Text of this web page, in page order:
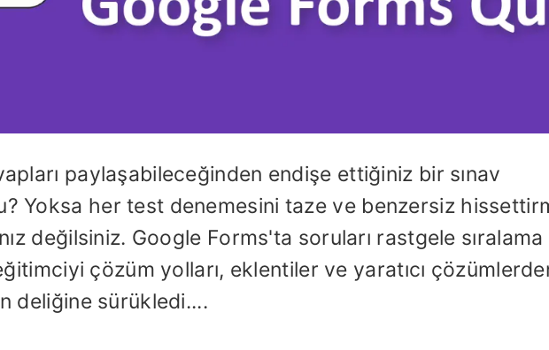
paylaşabileceğinden endişe ettiğiniz bir sınav
Yoksa her test denemesini taze ve benzersiz
değilsiniz. Google Forms'ta soruları rastgele sıralama
eğitimciyi çözüm yolları, eklentiler ve yaratıcı
deliğine sürükledi....